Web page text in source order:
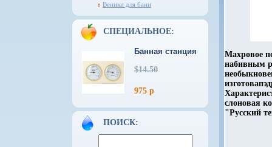
Веники для бани
СПЕЦИАЛЬНОЕ:
Банная станция
$14.50
975 р
ПОИСК:
Махровое
набивным
слоновая
"Русский